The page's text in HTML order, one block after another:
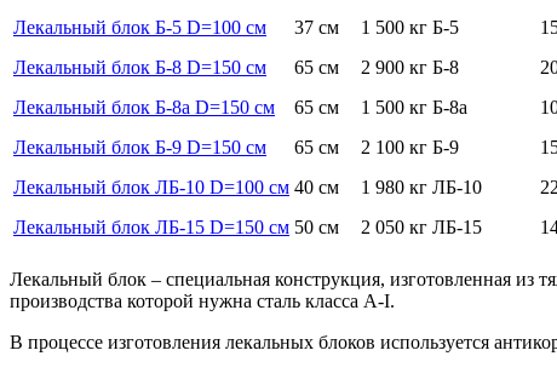
Лекальный блок Б-5 D=100 см
37 см 1 500 кг Б-5
Лекальный блок Б-8 D=150 см
65 см 2 900 кг Б-8
Лекальный блок Б-8а D=150 см
65 см 1 500 кг Б-8а
Лекальный блок Б-9 D=150 см
65 см 2 100 кг Б-9
Лекальный блок ЛБ-10 D=100 см 40 см 1 980 кг ЛБ-10
Лекальный блок ЛБ-15 D=150 см 50 см 2 050 кг ЛБ-15
Лекальный блок – специальная конструкция, изготовленная из
производства которой нужна сталь класса A-I.
В процессе изготовления лекальных блоков используется